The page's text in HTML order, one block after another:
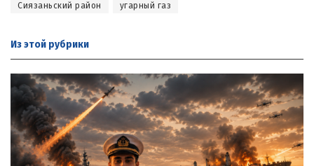
Сиязаньский район угарный газ
Из этой рубрики